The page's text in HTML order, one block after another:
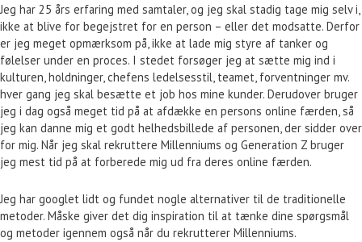
Jeg har 25 års erfaring med samtaler, og jeg skal stadig tage mig selv i,
ikke at blive for begejstret for en person – eller det modsatte. Derfor
er jeg meget opmærksom på, ikke at lade mig styre af tanker og
følelser under en proces. I stedet forsøger jeg at sætte mig ind i
kulturen, holdninger, chefens ledelsesstil, teamet, forventninger mv.
hver gang jeg skal besætte et job hos mine kunder. Derudover bruger
jeg i dag også meget tid på at afdække en persons online færden, så
jeg kan danne mig et godt helhedsbillede af personen, der sidder over
for mig. Når jeg skal rekruttere Millenniums og Generation Z bruger
jeg mest tid på at forberede mig ud fra deres online færden.
Jeg har googlet lidt og fundet nogle alternativer til de traditionelle
metoder. Måske giver det dig inspiration til at tænke dine spørgsmål
og metoder igennem også når du rekrutterer Millenniums.